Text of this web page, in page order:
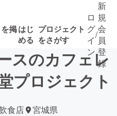
掲はじ
める
プロジェクト
をさがす
集終了が近いプ
ロ
グ
イ
ン
/
新
規
会
員
登
録
スのカフェレ
プロジェクト
食店 宮城県